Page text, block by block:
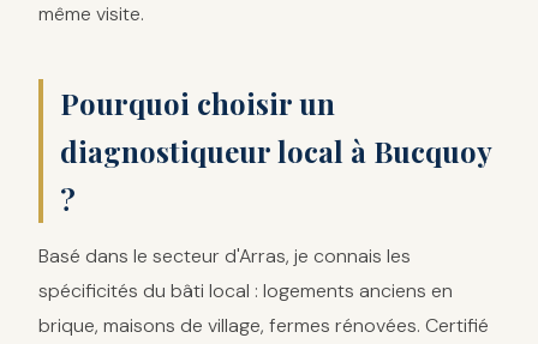
même visite.
Pourquoi choisir un
diagnostiqueur local à Bucquoy
?
Basé dans le secteur d'Arras, je connais les
spécificités du bâti local : logements anciens en
brique, maisons de village, fermes rénovées. Certifié